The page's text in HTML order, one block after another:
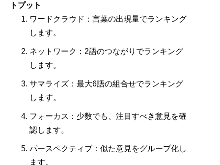
トプット
ワードクラウド：言葉の出現量でランキング
します。
ネットワーク：2語のつながりでランキング
します。
サマライズ：最大6語の組合せでランキング
します。
フォーカス：少数でも、注目すべき意見を確
認します。
パースペクティブ：似た意見をグループ化し
ます。